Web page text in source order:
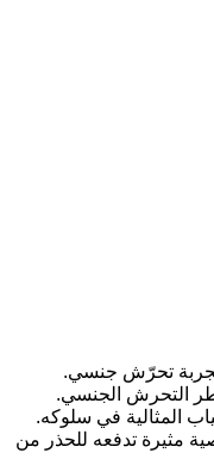
تحرّش جنسي.
التحرش الجنسي.
المثالية في سلوكه.
مثيرة تدفعه للحذر من